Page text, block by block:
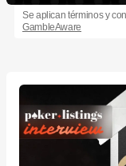
Se aplican términos y
GambleAware